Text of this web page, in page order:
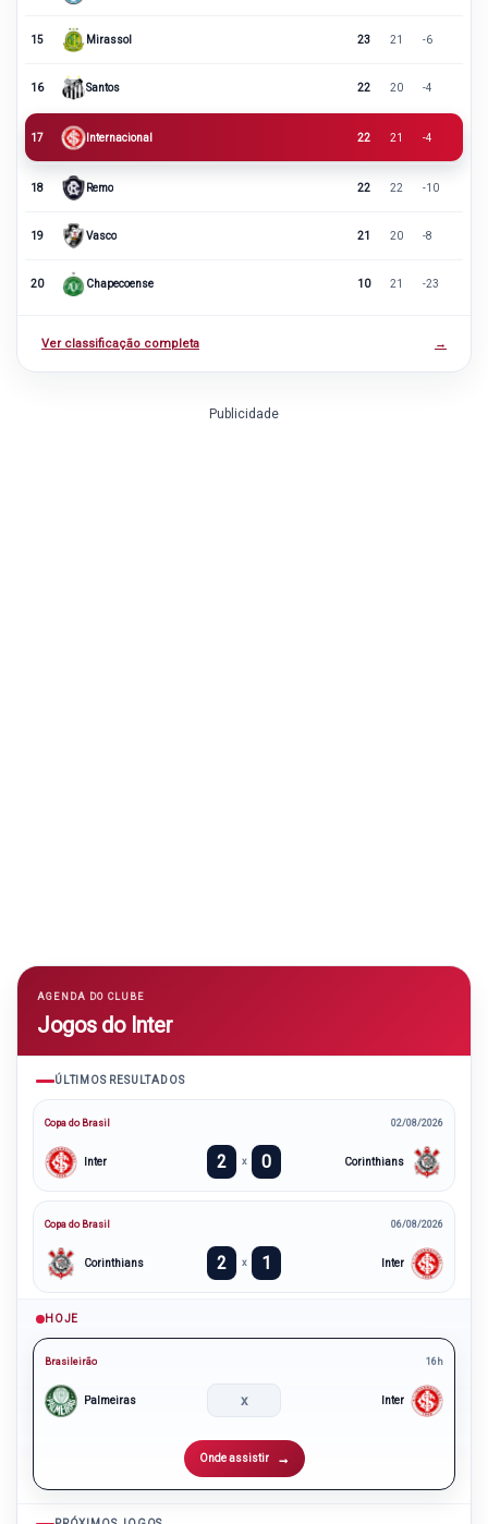
15 Mirassol 23 21 -6
16 Santos 22 20 -4
17 Internacional 22 21 -4
18 Remo 22 22 -10
19 Vasco 21 20 -8
20 Chapecoense 10 21 -23
Ver classificação completa →
Publicidade
AGENDA DO CLUBE
Jogos do Inter
ÚLTIMOS RESULTADOS
Copa do Brasil 02/08/2026
Inter 2 x 0 Corinthians
Copa do Brasil 06/08/2026
Corinthians 2 x 1 Inter
HOJE
Brasileirão 16h
Palmeiras x Inter
Onde assistir